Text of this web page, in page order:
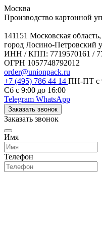
Москва
Производство картонной
141151 Московская область,
город Лосино-Петровский
ИНН / КПП: 7719570161 /
ОГРН 1057748792012
order@unionpack.ru
+7 (495) 786 44 14 ПН-ПТ с
Сб с 9:00 до 16:00
Telegram WhatsApp
Заказать звонок
Заказать звонок
Имя
Телефон